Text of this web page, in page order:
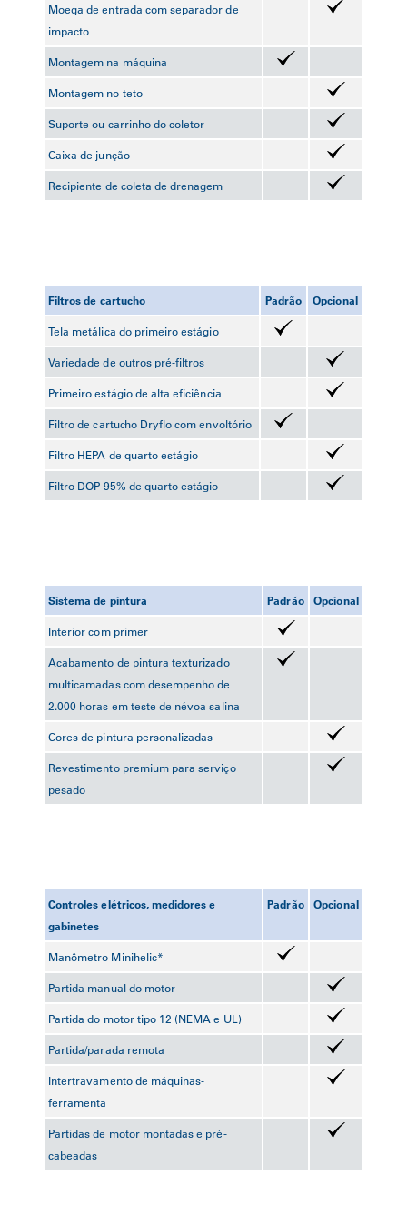
Moega de entrada com separador de
impacto
Montagem na máquina
Montagem no teto
Suporte ou carrinho do coletor
Caixa de junção
Recipiente de coleta de drenagem
Filtros de cartucho Padrão Opcional
Tela metálica do primeiro estágio
Variedade de outros pré-filtros
Primeiro estágio de alta eficiência
Filtro de cartucho Dryflo com envoltório
Filtro HEPA de quarto estágio
Filtro DOP 95% de quarto estágio
Sistema de pintura Padrão Opcional
Interior com primer
Acabamento de pintura texturizado
multicamadas com desempenho de
2.000 horas em teste de névoa salina
Cores de pintura personalizadas
Revestimento premium para serviço
pesado
Controles elétricos, medidores e
gabinetes
Padrão Opcional
Manômetro Minihelic*
Partida manual do motor
Partida do motor tipo 12 (NEMA e UL)
Partida/parada remota
Intertravamento de máquinas-
ferramenta
Partidas de motor montadas e pré-
cabeadas